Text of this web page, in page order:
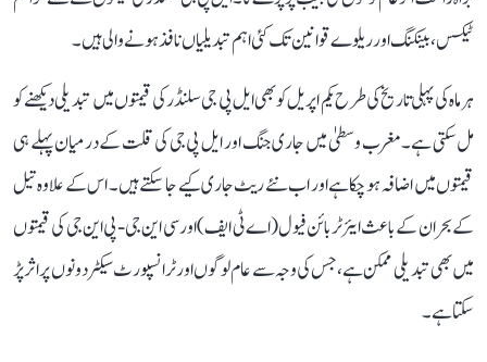
ٹیکس، بینکنگ اور ریلوے قوانین تک کئی اہم تبدیلیاں نافذ ہونے والی ہیں۔
ہر ماہ کی پہلی تاریخ کی طرح یکم اپریل کو بھی ایل پی جی سلنڈر کی قیمتوں میں تبدیلی دیکھنے کو
مل سکتی ہے۔ مغرب وسطیٰ میں جاری جنگ اور ایل پی جی کی قلت کے درمیان پہلے ہی
قیمتوں میں اضافہ ہو چکا ہے اور اب نئے ریٹ جاری کیے جا سکتے ہیں۔ اس کے علاوہ تیل
کے بحران کے باعث ایئر ٹربائن فیول (اے ٹی ایف) اور سی این جی-پی این جی کی قیمتوں
میں بھی تبدیلی ممکن ہے، جس کی وجہ سے عام لوگوں اور ٹرانسپورٹ سیکٹر دونوں پر اثر پڑ
سکتا ہے۔